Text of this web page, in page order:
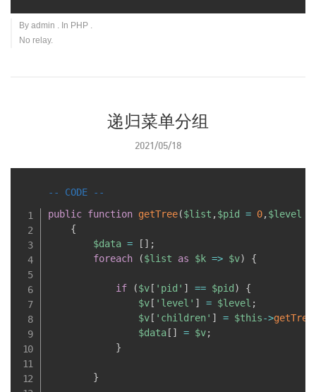
By admin . In PHP .
No relay.
递归菜单分组
2021/05/18
public function getTree($list ,$pid = 0,$level
{
$data = [ ] ;
foreach
($list as $k => $v) {
if ($v [ 'pid' ] == $pid )
{
$v [ 'level' ] = $level ;
$v [ 'children' ] = $this->getTree
$data [ ] = $v;
}
}